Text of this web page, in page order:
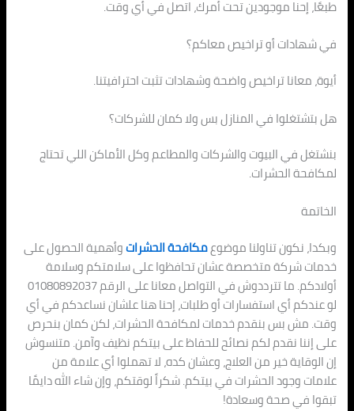
طبعًا، إحنا موجودين تحت أمرك، اتصل في أي وقت.
في شهادات أو تراخيص معاكم؟
أيوة، معانا تراخيص واضحة وشهادات تثبت احترافيتنا.
هل بتشتغلوا في المنازل بس ولا كمان للشركات؟
بنشتغل في البيوت والشركات والمطاعم وكل الأماكن اللي تحتاج
لمكافحة الحشرات.
الخاتمة
وبكدا، نكون تناولنا موضوعمكافحة الحشراتوأهمية الحصول على
خدمات شركة متخصصة عشان تحافظوا على سلامتكم وسلامة
أولادكم. ما تترددوش في التواصل معانا على الرقم 01080892037
لو عندكم أي استفسارات أو طلبات، إحنا هنا علشان نساعدكم في أي
وقت. مش بس بنقدم خدمات لمكافحة الحشرات، لكن كمان بنحرص
على إننا نقدم لكم نصائح للحفاظ على بيتكم نظيف وآمن. متنسوش
إن الوقاية خير من العلاج، وعشان كده، لا تهملوا أي علامة من
علامات وجود الحشرات في بيتكم. شكراً لوقتكم، وإن شاء الله دايمًا
تبقوا في صحة وسعادة!